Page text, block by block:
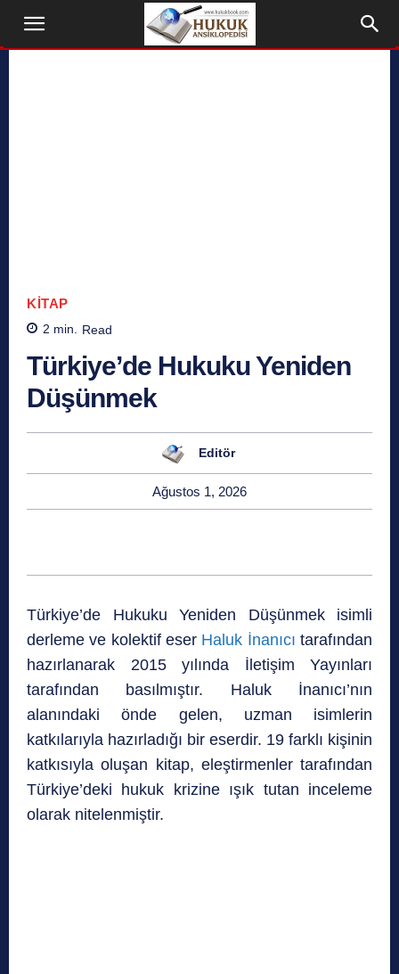
KITAP
2 min. Read
Türkiye’de Hukuku Yeniden
Düşünmek
Editör
Ağustos 1, 2026
Türkiye’de Hukuku Yeniden Düşünmek isimli
derleme ve kolektif eser Haluk İnanıcı tarafından
hazırlanarak 2015 yılında İletişim Yayınları
tarafından basılmıştır. Haluk İnanıcı’nın
alanındaki önde gelen, uzman isimlerin
katkılarıyla hazırladığı bir eserdir. 19 farklı kişinin
katkısıyla oluşan kitap, eleştirmenler tarafından
Türkiye’deki hukuk krizine ışık tutan inceleme
olarak nitelenmiştir.